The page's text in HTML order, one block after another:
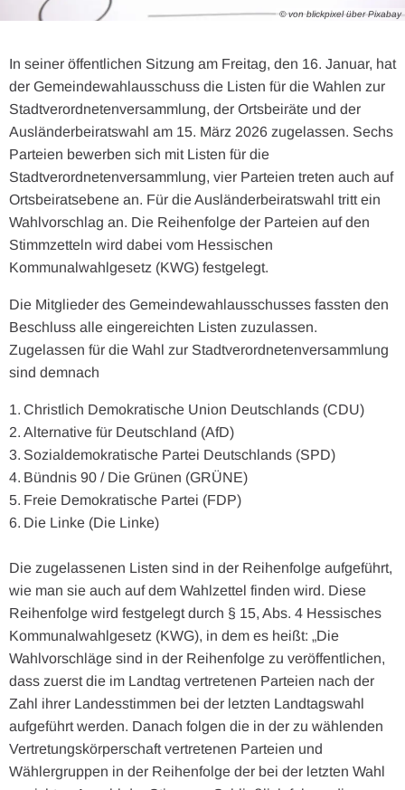
© von blickpixel über Pixabay
In seiner öffentlichen Sitzung am Freitag, den 16. Januar, hat
der Gemeindewahlausschuss die Listen für die Wahlen zur
Stadtverordnetenversammlung, der Ortsbeiräte und der
Ausländerbeiratswahl am 15. März 2026 zugelassen. Sechs
Parteien bewerben sich mit Listen für die
Stadtverordnetenversammlung, vier Parteien treten auch auf
Ortsbeiratsebene an. Für die Ausländerbeiratswahl tritt ein
Wahlvorschlag an. Die Reihenfolge der Parteien auf den
Stimmzetteln wird dabei vom Hessischen
Kommunalwahlgesetz (KWG) festgelegt.
Die Mitglieder des Gemeindewahlausschusses fassten den
Beschluss alle eingereichten Listen zuzulassen.
Zugelassen für die Wahl zur Stadtverordnetenversammlung
sind demnach
Christlich Demokratische Union Deutschlands (CDU)
Alternative für Deutschland (AfD)
Sozialdemokratische Partei Deutschlands (SPD)
Bündnis 90 / Die Grünen (GRÜNE)
Freie Demokratische Partei (FDP)
Die Linke (Die Linke)
Die zugelassenen Listen sind in der Reihenfolge aufgeführt,
wie man sie auch auf dem Wahlzettel finden wird. Diese
Reihenfolge wird festgelegt durch § 15, Abs. 4 Hessisches
Kommunalwahlgesetz (KWG), in dem es heißt: „Die
Wahlvorschläge sind in der Reihenfolge zu veröffentlichen,
dass zuerst die im Landtag vertretenen Parteien nach der
Zahl ihrer Landesstimmen bei der letzten Landtagswahl
aufgeführt werden. Danach folgen die in der zu wählenden
Vertretungskörperschaft vertretenen Parteien und
Wählergruppen in der Reihenfolge der bei der letzten Wahl